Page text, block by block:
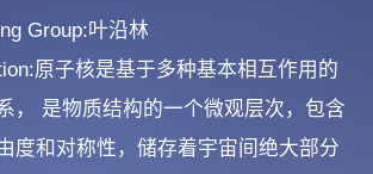
Group:叶沿林
原子核是基于多种基本相互作用的
， 是物质结构的一个微观层次，包含
度和对称性，储存着宇宙间绝大部分